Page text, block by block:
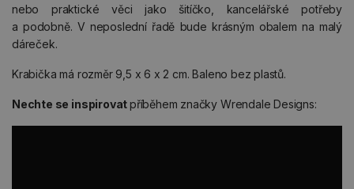
nebo praktické věci jako šitíčko, kancelářské potřeby
a podobně. V neposlední řadě bude krásným obalem na malý
dáreček.
Krabička má rozměr 9,5 x 6 x 2 cm. Baleno bez plastů.
Nechte se inspirovatpříběhem značky Wrendale Designs: